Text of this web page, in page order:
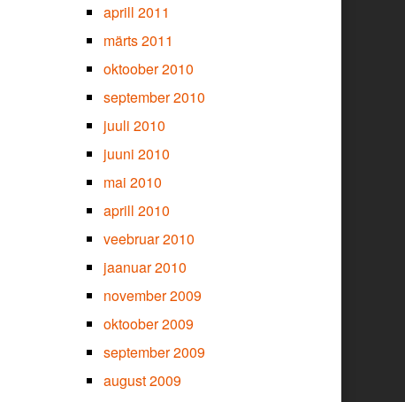
aprill 2011
märts 2011
oktoober 2010
september 2010
juuli 2010
juuni 2010
mai 2010
aprill 2010
veebruar 2010
jaanuar 2010
november 2009
oktoober 2009
september 2009
august 2009